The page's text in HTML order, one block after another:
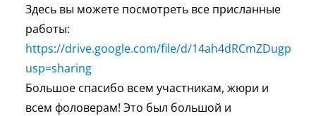
Здесь вы можете посмотреть все присланные
работы:
https://drive.google.com/file/d/
usp=sharing
Большое спасибо всем участникам, жюри и
всем фоловерам! Это был большой и